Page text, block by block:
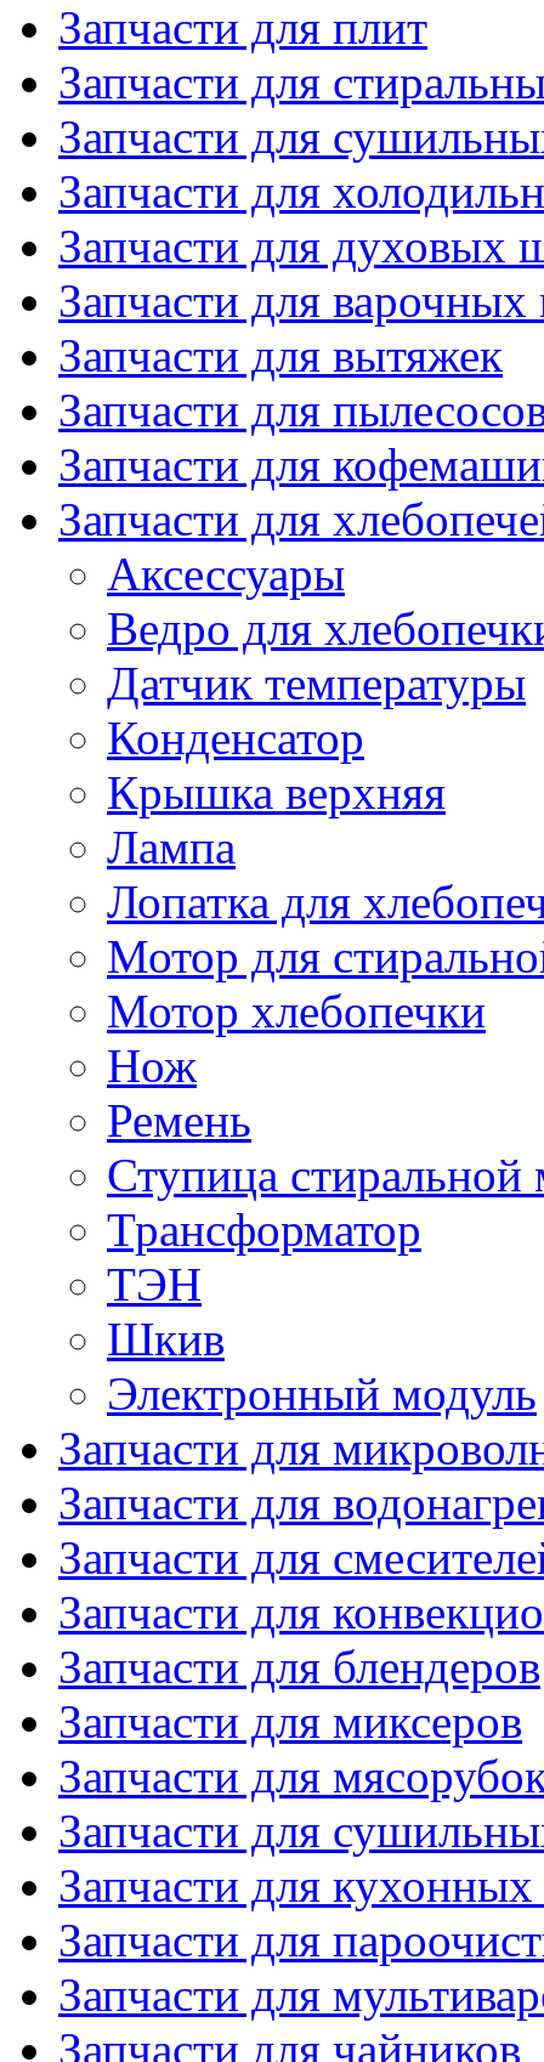
Запчасти для плит
Запчасти для
Запчасти для
Запчасти для
Запчасти для духовых
Запчасти для варочных
Запчасти для вытяжек
Запчасти для
Запчасти для
Запчасти для
Аксессуары
Ведро для
Датчик температуры
Конденсатор
Крышка верхняя
Лампа
Лопатка для
Мотор для
Мотор хлебопечки
Нож
Ремень
Ступица
Трансформатор
ТЭН
Шкив
Электронный модуль
Запчасти для
Запчасти для
Запчасти для
Запчасти для
Запчасти для блендеров
Запчасти для миксеров
Запчасти для
Запчасти для
Запчасти для
Запчасти для
Запчасти для
Запчасти для чайников